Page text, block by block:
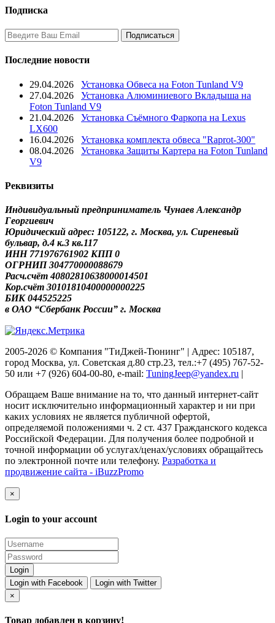
Подписка
Последние новости
29.04.2026
Установка Обвеса на Foton Tunland V9
27.04.2026
Установка Алюминиевого Вкладыша на
Foton Tunland V9
21.04.2026
Установка Съёмного Фаркопа на Lexus
LX600
16.04.2026
Установка комплекта обвеса "Raprot-300"
08.04.2026
Установка Защиты Картера на Foton Tunland
V9
Реквизиты
Индивидуальный предприниматель Чунаев Александр
Георгиевич
Юридический адрес: 105122, г. Москва, ул. Сиреневый
бульвар, д.4 к.3 кв.117
ИНН 771976761902 КПП 0
ОГРНИП 304770000088679
Расч.счёт 40802810638000014501
Кор.счёт 30101810400000000225
БИК 044525225
в ОАО “Сбербанк России” г. Москва
2005-2026 © Компания "ТиДжей-Тюнинг" | Адрес: 105187,
город Москва, ул. Советская д.80 стр.23, тел.:+7 (495) 767-52-
50 или +7 (926) 604-00-80, e-mail: TuningJeep@yandex.ru |
Обращаем Ваше внимание на то, что данный интернет-сайт
носит исключительно информационный характер и ни при
каких условиях не является публичной офертой,
определяемой положениями ч. 2 ст. 437 Гражданского кодекса
Российской Федерации. Для получения более подробной и
точной информации об услугах/ценах/условиях обращайтесь
по электронной почте или телефону. Разработка и
продвижение сайта - iBuzzPromo
×
Login to your account
Login with Facebook
Login with Twitter
×
Товар добавлен в корзину!